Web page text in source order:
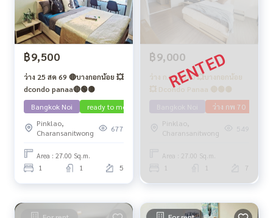
฿9,500
ว่าง 25 สค 69 🔴บางกอกน้อย 💥
dcondo panaa🔴🟢🟡
Bangkok Noi
ready to move in
Pinklao,
Charansanitwong
677
Area : 27.00 Sq.m.
1 1 5
฿9,000
ว่าง ก.พ. 2570 💥บางกอกน้อย
💥 Dcondo Panaa 🔴🟢🟡
ว่าง กพ 70
Pinklao,
Charansanitwong
549
Area : 27.00 Sq.m.
1 1 7